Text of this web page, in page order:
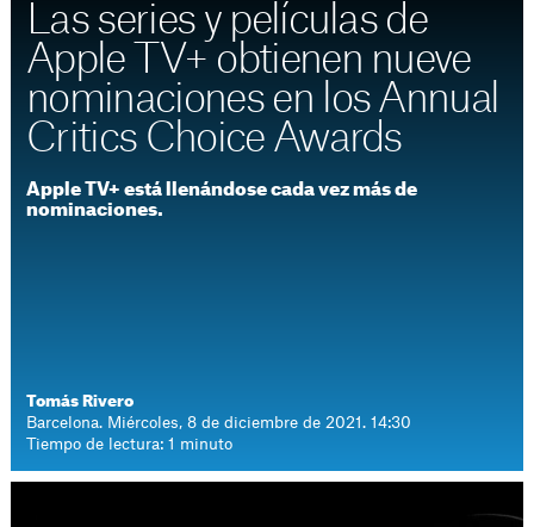
Las series y películas de
Apple TV+ obtienen nueve
nominaciones en los Annual
Critics Choice Awards
Apple TV+ está llenándose cada vez más de
nominaciones.
Tomás Rivero
Barcelona. Miércoles, 8 de diciembre de 2021. 14:30
Tiempo de lectura: 1 minuto